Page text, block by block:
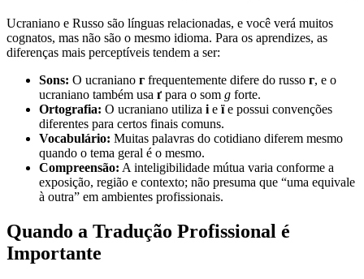
Ucraniano e Russo são línguas relacionadas, e você verá muitos
cognatos, mas não são o mesmo idioma. Para os aprendizes, as
diferenças mais perceptíveis tendem a ser:
Sons: O ucraniano г frequentemente difere do russo г, e o
ucraniano também usa ґ para o som g forte.
Ortografia: O ucraniano utiliza і e їe possui convenções
diferentes para certos finais comuns.
Vocabulário: Muitas palavras do cotidiano diferem mesmo
quando o tema geral é o mesmo.
Compreensão: A inteligibilidade mútua varia conforme a
exposição, região e contexto; não presuma que “uma equivale
à outra” em ambientes profissionais.
Quando a Tradução Profissional é
Importante